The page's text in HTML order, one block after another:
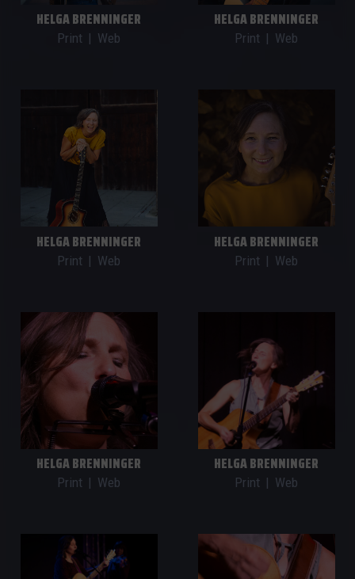
HELGA BRENNINGER
Print | Web
HELGA BRENNINGER
Print | Web
HELGA BRENNINGER
Print | Web
HELGA BRENNINGER
Print | Web
HELGA BRENNINGER
Print | Web
HELGA BRENNINGER
Print | Web